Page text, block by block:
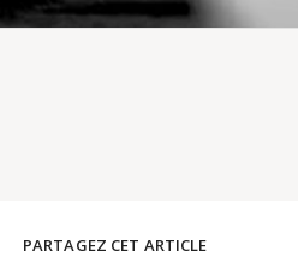
PARTAGEZ CET ARTICLE